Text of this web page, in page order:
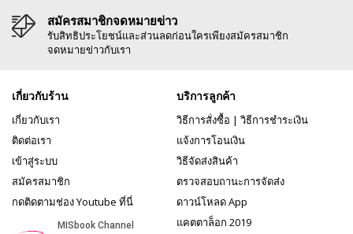
สมัครสมาชิกจดหมายข่าว
รับสิทธิประโยชน์และส่วนลดก่อนใครเพียงสมัครสมาชิก
จดหมายข่าวกับเรา
เกี่ยวกับร้าน
เกี่ยวกับเรา
ติดต่อเรา
เข้าสู่ระบบ
สมัครสมาชิก
กดติดตามช่อง Youtube ที่นี่
บริการลูกค้า
วิธีการสั่งซื้อ | วิธีการชำระเงิน
แจ้งการโอนเงิน
วิธีจัดส่งสินค้า
ตรวจสอบถานะการจัดส่ง
ดาวน์โหลด App
แคตตาล็อก 2019